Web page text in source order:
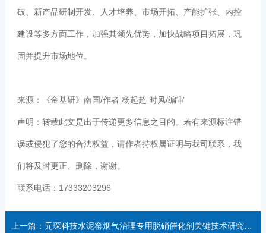
破、新产品研制开发、人才培养、市场开拓、产能扩张、内控
建设等多方面工作，加强其领先优势，加快战略项目拓展，巩
固并提升市场地位。
来源：《金基研》南国/作者 杨起超 时风/编审
声明：转载此文是出于传递更多信息之目的。若有来源标注错
误或侵犯了您的合法权益，请作者持权属证明与我司联系，我
们将及时更正、删除，谢谢。
联系电话：17333203296
上一篇：元琛科技水泥窑烟气治理专用脱硝催化剂关键技术研究及应用获2021技术进步二等奖